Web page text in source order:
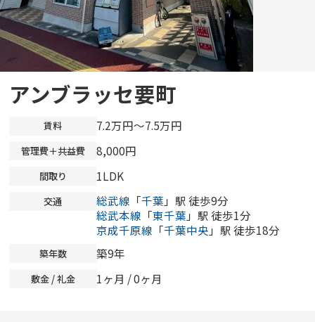
アンブラッセ要町
賃料 7.2万円～7.5万円
管理費＋共益費 8,000円
間取り 1LDK
交通 総武線 「千葉 」駅 徒歩9分
総武本線 「東千葉 」駅 徒歩1分
京成千原線 「千葉中央 」駅 徒歩18分
築年数 築9年
敷金 / 礼金 1ヶ月 /0ヶ月